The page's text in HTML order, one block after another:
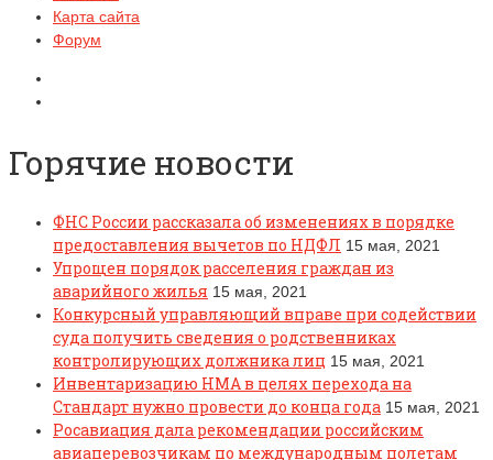
Карта сайта
Форум
Горячие новости
ФНС России рассказала об изменениях в порядке
предоставления вычетов по НДФЛ 15 мая, 2021
Упрощен порядок расселения граждан из
аварийного жилья 15 мая, 2021
Конкурсный управляющий вправе при содействии
суда получить сведения о родственниках
контролирующих должника лиц 15 мая, 2021
Инвентаризацию НМА в целях перехода на
Стандарт нужно провести до конца года 15 мая, 2021
Росавиация дала рекомендации российским
авиаперевозчикам по международным полетам